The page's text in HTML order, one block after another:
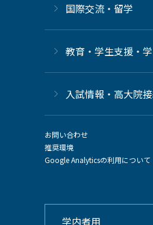
国際交流・留学
教育・学生支援・
⼊試情報・高大院
お問い合わせ
推奨環境
Google Analyticsの利用について
学内者用